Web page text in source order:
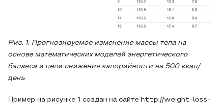
Рис. 1. Прогнозируемое изменение массы тела на
основе математических моделей энергетического
баланса и цели снижения калорийности на 500 ккал/
день
Пример на рисунке 1 создан на сайте http://weight-loss-